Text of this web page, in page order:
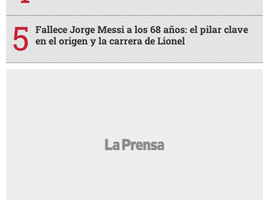
Fallece Jorge Messi a los 68 años: el pilar clave
en el origen y la carrera de Lionel